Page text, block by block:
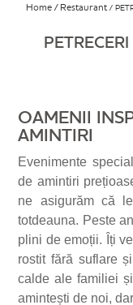
Home Restaurant
OAMENII
AMINTIRI
Evenimente
de amintiri
ne asigurăm că
totdeauna. Peste
plini de emoții. Îți
rostit fără suflare
calde ale familiei
amintești de noi,